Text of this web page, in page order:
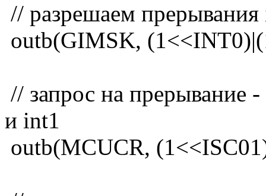
// разрешаем
outb(GIMSK,
// запрос на
и int1
outb(MCUCR,